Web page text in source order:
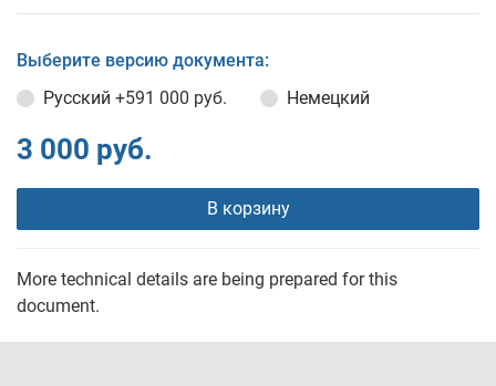
Выберите версию документа:
Русский +591 000 руб. Немецкий
3 000 руб.
В корзину
More technical details are being prepared for this
document.